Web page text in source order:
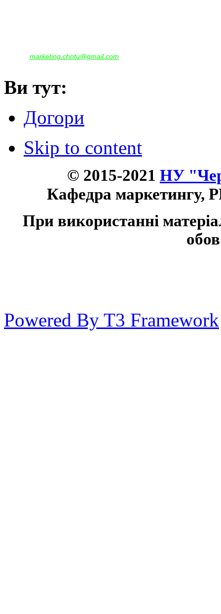
marketing.chntu@gmail.com
Ви тут:
Догори
Skip to content
© 2015-2021 НУ
Кафедра маркетингу,
При використанні
Powered By T3 Framework